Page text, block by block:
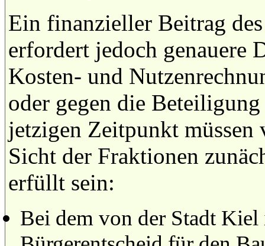
Ein finanzieller Beitrag
erfordert jedoch genauere
Kosten- und
oder gegen die
jetzigen Zeitpunkt müssen
Sicht der Fraktionen
erfüllt sein:
Bei dem von der Stadt